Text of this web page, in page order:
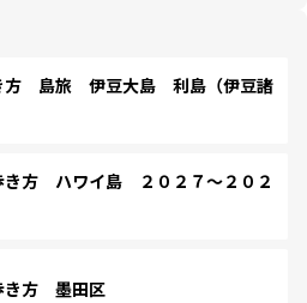
方 島旅 伊豆大島 利島（伊豆諸
方 ハワイ島 ２０２７～２０２
き方 墨田区